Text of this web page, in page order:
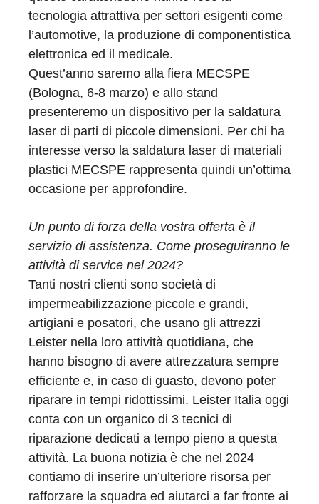
tecnologia attrattiva per settori esigenti come
l’automotive, la produzione di componentistica
elettronica ed il medicale.
Quest’anno saremo alla fiera MECSPE
(Bologna, 6-8 marzo) e allo stand
presenteremo un dispositivo per la saldatura
laser di parti di piccole dimensioni. Per chi ha
interesse verso la saldatura laser di materiali
plastici MECSPE rappresenta quindi un’ottima
occasione per approfondire.
Un punto di forza della vostra offerta è il
servizio di assistenza. Come proseguiranno le
attività di service nel 2024?
Tanti nostri clienti sono società di
impermeabilizzazione piccole e grandi,
artigiani e posatori, che usano gli attrezzi
Leister nella loro attività quotidiana, che
hanno bisogno di avere attrezzatura sempre
efficiente e, in caso di guasto, devono poter
riparare in tempi ridottissimi. Leister Italia oggi
conta con un organico di 3 tecnici di
riparazione dedicati a tempo pieno a questa
attività. La buona notizia è che nel 2024
contiamo di inserire un’ulteriore risorsa per
rafforzare la squadra ed aiutarci a far fronte ai